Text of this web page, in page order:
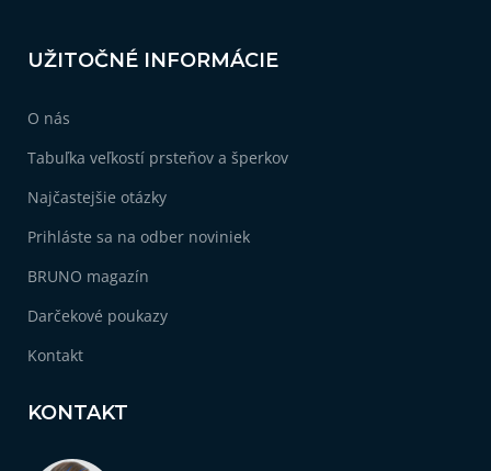
UŽITOČNÉ INFORMÁCIE
O nás
Tabuľka veľkostí prsteňov a šperkov
Najčastejšie otázky
Prihláste sa na odber noviniek
BRUNO magazín
Darčekové poukazy
Kontakt
KONTAKT